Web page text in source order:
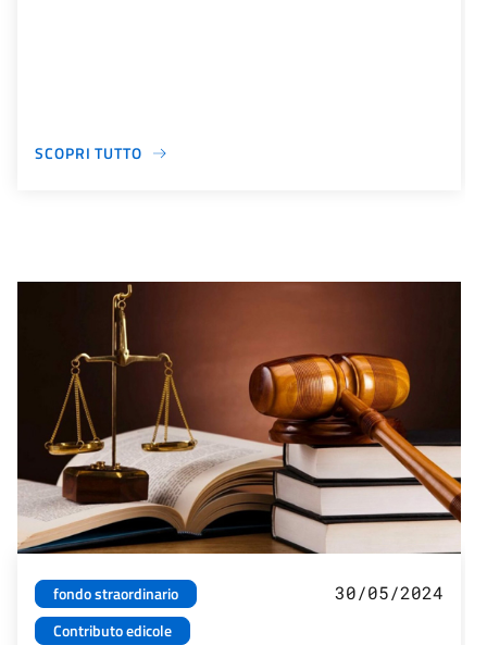
SCOPRI TUTTO
fondo straordinario
Contributo edicole
30/05/2024